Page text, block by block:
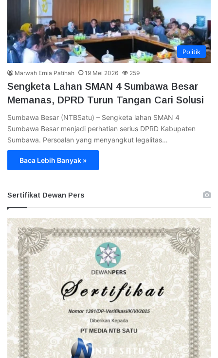
Politik
Marwah Ernia Patihah 19 Mei 2026 259
Sengketa Lahan SMAN 4 Sumbawa Besar
Memanas, DPRD Turun Tangan Cari Solusi
Sumbawa Besar (NTBSatu) – Sengketa lahan SMAN 4
Sumbawa Besar menjadi perhatian serius DPRD Kabupaten
Sumbawa. Persoalan yang menyangkut legalitas…
Baca Lebih Banyak »
Sertifikat Dewan Pers